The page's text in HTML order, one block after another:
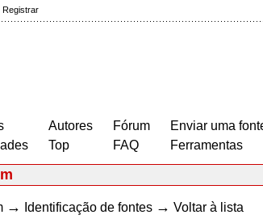
Registrar
Autores
Top
Fórum
FAQ
Enviar uma
Ferramentas
→ Identificação de fontes → Voltar à lista